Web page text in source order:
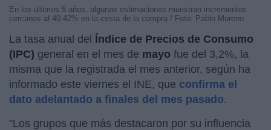
En los últimos 5 años, algunas estimaciones muestran incrementos
cercanos al 40-42% en la cesta de la compra / Foto: Pablo Moreno
La tasa anual del Índice de Precios de Consumo
(IPC) general en el mes de mayo fue del 3,2%, la
misma que la registrada el mes anterior, según ha
informado este viernes el INE, que confirma el
dato adelantado a finales del mes pasado.
"Los grupos que más destacaron por su influencia